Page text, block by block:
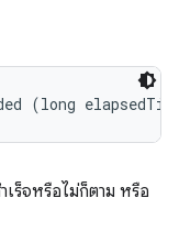
(long
เร็จหรือไม่ก็ตาม หรือ